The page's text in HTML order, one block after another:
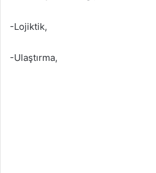
-Lojiktik,
-Ulaştırma,